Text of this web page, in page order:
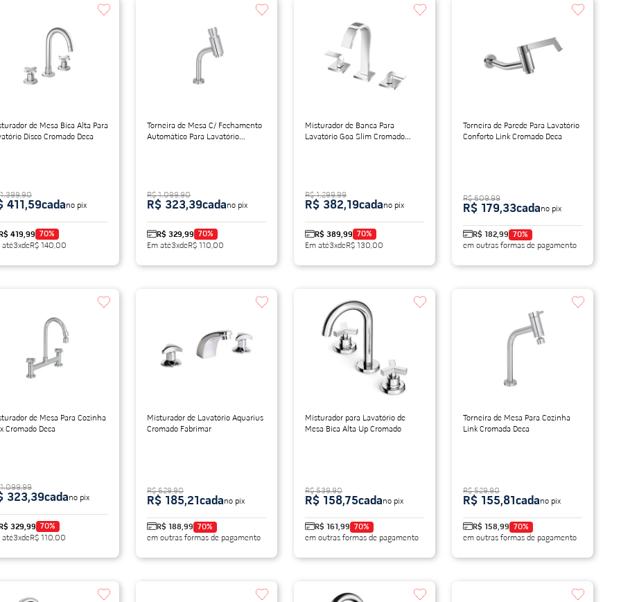
de Mesa Bica Alta Para
Disco Cromado Deca
R$ 419,99 70%
até3xdeR$ 140,00
411,59cadano pix
Torneira de Mesa C/ Fechamento
Automático Para Lavatório
R$ 329,99 70%
Em até3xdeR$ 110,00
R$ 1.099,90
R$ 323,39cadano pix
Misturador de Banca Para
Lavatório Goa Slim Cromado
R$ 389,99 70%
Em até3xdeR$ 130,00
R$ 1.299,99
R$ 382,19cadano pix
Torneira de Parede Para Lavatório
Conforto Link Cromado Deca
R$ 182,99 70%
em outras formas de pagamento
R$ 609,99
R$ 179,33cadano pix
de Mesa Para Cozinha
Cromado Deca
R$ 329,99 70%
até3xdeR$ 110,00
323,39cadano pix
Misturador de Lavatório Aquarius
Cromado Fabrimar
R$ 188,99 70%
em outras formas de pagamento
R$ 629,90
R$ 185,21cadano pix
Misturador para Lavatório de
Mesa Bica Alta Up Cromado
R$ 161,99 70%
em outras formas de pagamento
R$ 539,90
R$ 158,75cadano pix
Torneira de Mesa Para Cozinha
Link Cromada Deca
R$ 158,99 70%
em outras formas de pagamento
R$ 529,90
R$ 155,81cadano pix